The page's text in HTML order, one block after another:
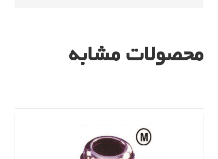
محصولات مشابه